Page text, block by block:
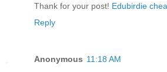
Thank for your post! Edubirdie
Reply
Anonymous 11:18 AM